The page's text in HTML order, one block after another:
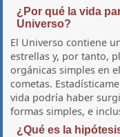
¿Por qué la vida
Universo?
El Universo contiene
estrellas y, por tanto,
orgánicas simples en
cometas.
vida podría haber
formas simples, e
¿Qué es la